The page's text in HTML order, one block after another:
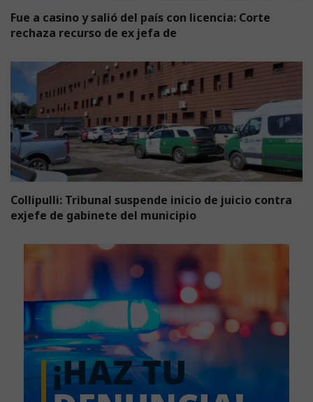
Fue a casino y salió del país con licencia: Corte
rechaza recurso de ex jefa de
Collipulli: Tribunal suspende inicio de juicio contra
exjefe de gabinete del municipio